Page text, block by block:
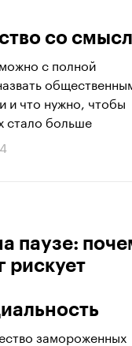
со
с полной
и что нужно, чтобы
стало больше
паузе:
рискует
замороженных